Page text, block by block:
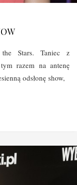
Stars. Taniec z
razem na antenę
odsłonę show,